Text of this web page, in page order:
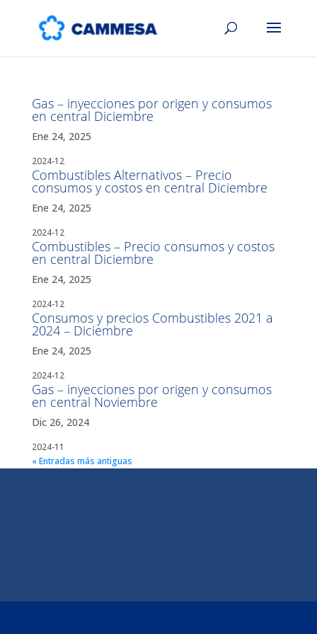
Gas – inyecciones por origen y consumos
en central Diciembre
Ene 24, 2025
2024-12
Combustibles Alternativos – Precio
consumos y costos en central Diciembre
Ene 24, 2025
2024-12
Combustibles – Precio consumos y costos
en central Diciembre
Ene 24, 2025
2024-12
Consumos y precios Combustibles 2021 a
2024 – Diciembre
Ene 24, 2025
2024-12
Gas – inyecciones por origen y consumos
en central Noviembre
Dic 26, 2024
2024-11
« Entradas más antiguas